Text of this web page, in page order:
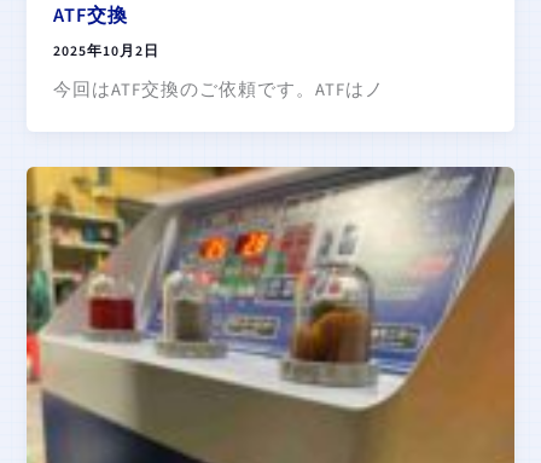
ATF交換
2025年10月2日
今回はATF交換のご依頼です。ATFはノ